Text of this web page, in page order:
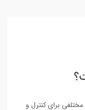
برای کنترل و